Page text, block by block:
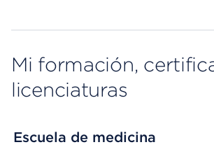
Mi formación,
licenciaturas
Escuela de medicina